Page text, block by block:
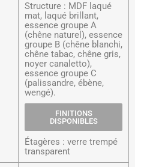
Structure : MDF laqué
mat, laqué brillant,
essence groupe A
(chêne naturel), essence
groupe B (chêne blanchi,
chêne tabac, chêne gris,
noyer canaletto),
essence groupe C
(palissandre, ébène,
wengé).
FINITIONS
DISPONIBLES
Étagères : verre trempé
transparent